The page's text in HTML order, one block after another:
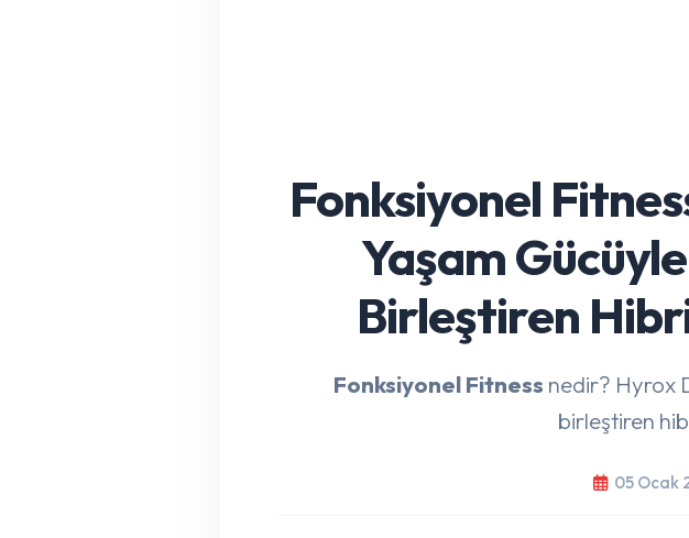
Fonksiyonel
Yaşam
Birleştiren
Fonksiyonel Fitness nedir? Hyrox
birleştiren
05 Ocak